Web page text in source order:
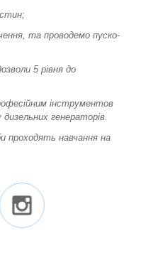
та проводемо пуско-
5 рівня до
інструментов
генераторів.
проходять навчання на